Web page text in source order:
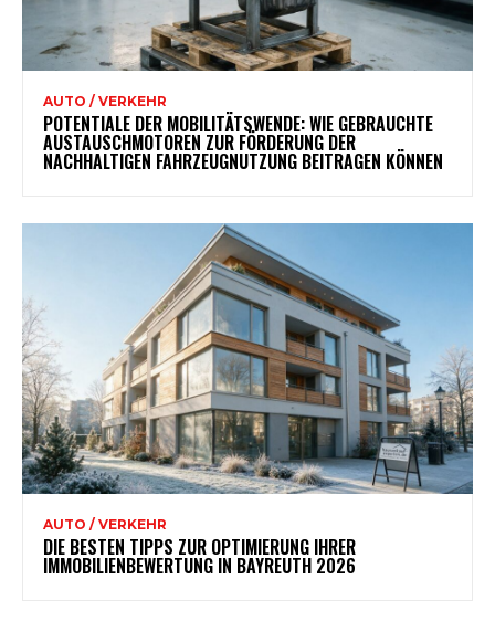
AUTO / VERKEHR
POTENTIALE DER MOBILITÄTSWENDE: WIE GEBRAUCHTE
AUSTAUSCHMOTOREN ZUR FÖRDERUNG DER
NACHHALTIGEN FAHRZEUGNUTZUNG BEITRAGEN KÖNNEN
AUTO / VERKEHR
DIE BESTEN TIPPS ZUR OPTIMIERUNG IHRER
IMMOBILIENBEWERTUNG IN BAYREUTH 2026